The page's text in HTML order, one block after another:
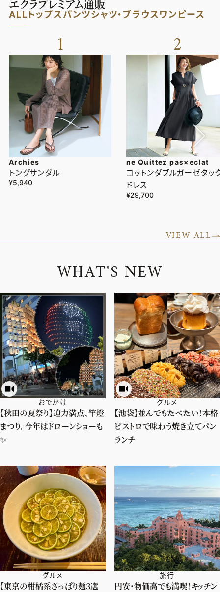
エクラプレミアム通販
ALLトップス パンツシャツ・ブラウス ワンピース
1
Archies
トングサンダル
¥5,940
2
ne Quittez pas×eclat
コットンダブルガーゼタッ
ドレス
¥29,700
VIEW ALL
WHAT'S NEW
おでかけ
【秋田の夏祭り】迫力満点、竿燈
まつり。今年はドローンショーも
✨️
グルメ
【池袋】並んでもたべたい！本格
ビストロで味わう焼き立てパン
ランチ
グルメ
【東京の柑橘系さっぱり麺3選
旅行
円安・物価高でも満喫！キッチン